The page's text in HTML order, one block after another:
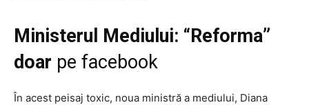
Ministerul Mediului: “Reforma”
doar pe facebook
În acest peisaj toxic, noua ministră a mediului, Diana